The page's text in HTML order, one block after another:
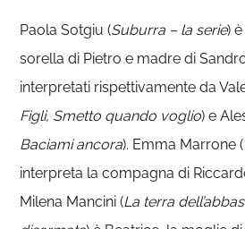
Paola Sotgiu (Suburra – la serie)
sorella di Pietro e madre di
interpretati rispettivamente da
Figli, Smetto quando voglio) e
Baciami ancora). Emma Marrone (
interpreta la compagna di
Milena Mancini (La terra